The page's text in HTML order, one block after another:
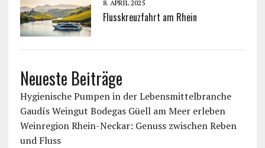
8. APRIL 2025
Flusskreuzfahrt am Rhein
Neueste Beiträge
Hygienische Pumpen in der Lebensmittelbranche
Gaudís Weingut Bodegas Güell am Meer erleben
Weinregion Rhein-Neckar: Genuss zwischen Reben
und Fluss